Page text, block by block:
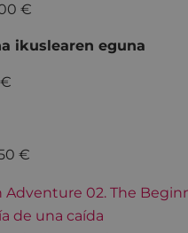
€
ikuslearen eguna
€